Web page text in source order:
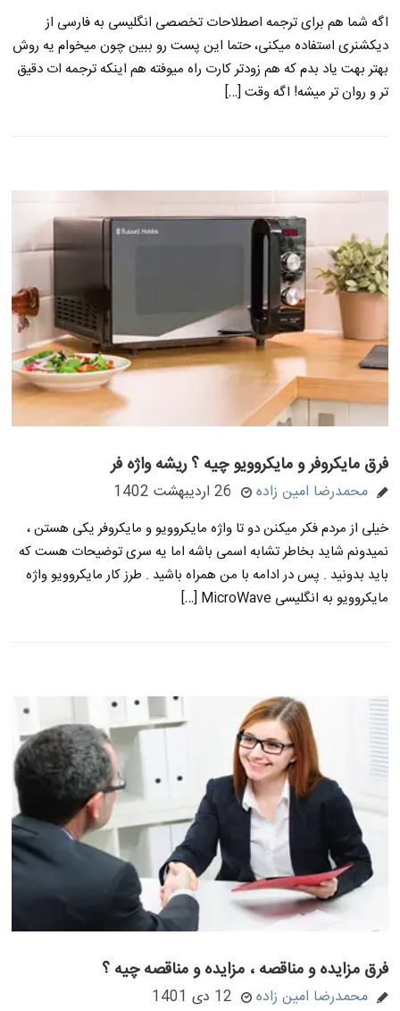
اگه شما هم برای ترجمه اصطلاحات تخصصی انگلیسی به فارسی از
دیکشنری استفاده میکنی، حتما این پست رو ببین چون میخوام یه روش
بهتر بهت یاد بدم که هم زودتر کارت راه میوفته هم اینکه ترجمه ات دقیق
تر و روان تر میشه! اگه وقت […]
فرق مایکروفر و مایکروویو چیه ؟ ریشه واژه فر
محمدرضا امین زاده 26 اردیبهشت 1402
خیلی از مردم فکر میکنن دو تا واژه مایکروویو و مایکروفر یکی هستن ،
نمیدونم شاید بخاطر تشابه اسمی باشه اما یه سری توضیحات هست که
باید بدونید . پس در ادامه با من همراه باشید . طرز کار مایکروویو واژه
مایکروویو به انگلیسی MicroWave […]
فرق مزایده و مناقصه ، مزایده و مناقصه چیه ؟
محمدرضا امین زاده 12 دی 1401